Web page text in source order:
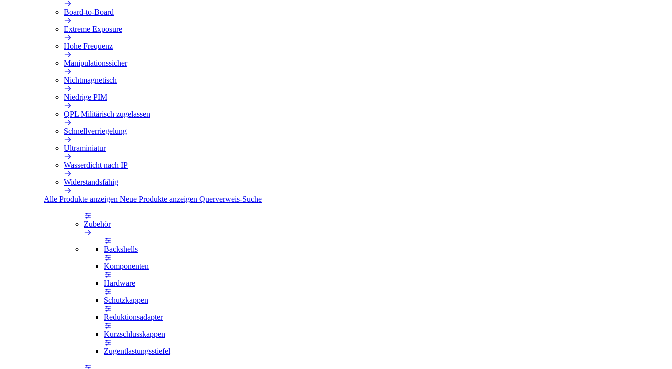
Board-to-Board
Extreme Exposure
Hohe Frequenz
Manipulationssicher
Nichtmagnetisch
Niedrige PIM
QPL Militärisch zugelassen
Schnellverriegelung
Ultraminiatur
Wasserdicht nach IP
Widerstandsfähig
Alle Produkte anzeigen Neue Produkte anzeigen Querverweis-Suche
Zubehör
Backshells
Komponenten
Hardware
Schutzkappen
Reduktionsadapter
Kurzschlusskappen
Zugentlastungsstiefel